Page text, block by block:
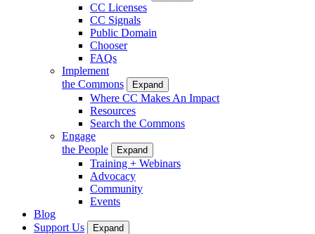
CC Licenses
CC Signals
Public Domain
Chooser
FAQs
Implement
the Commons
Expand
Where CC Makes An Impact
Resources
Search the Commons
Engage
the People
Expand
Training + Webinars
Advocacy
Community
Events
Blog
Support Us
Expand